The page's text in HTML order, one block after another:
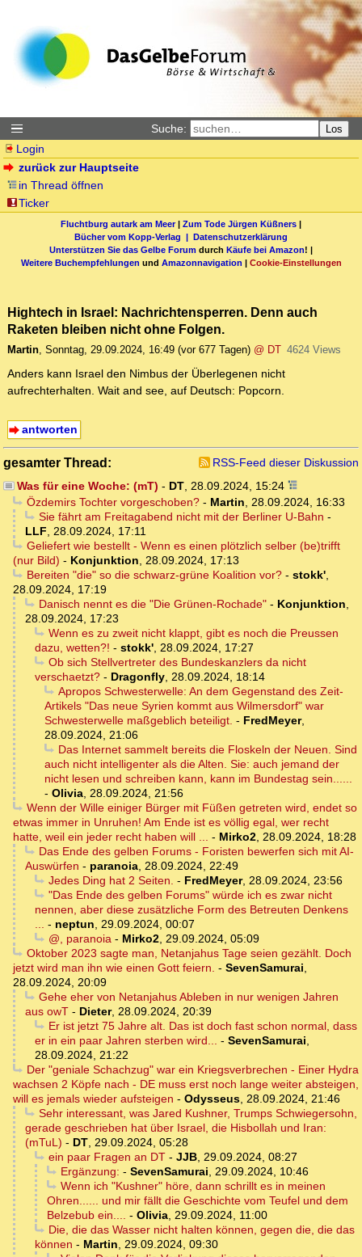
Suche: Los
Login
zurück zur Hauptseite
in Thread öffnen
Ticker
Fluchtburg autark am Meer| Zum Tode Jürgen Küßners |
Bücher vom Kopp-Verlag | Datenschutzerklärung
Unterstützen Sie das Gelbe Forum durch Käufe bei Amazon! |
Weitere Buchempfehlungen und Amazonnavigation | Cookie-Einstellungen
Hightech in Israel: Nachrichtensperren. Denn auch
Raketen bleiben nicht ohne Folgen.
Martin, Sonntag, 29.09.2024, 16:49 (vor 677 Tagen) @ DT 4624 Views
Anders kann Israel den Nimbus der Überlegenen nicht
aufrechterhalten. Wait and see, auf Deutsch: Popcorn.
antworten
gesamter Thread:
RSS-Feed dieser Diskussion
Was für eine Woche: (mT) - DT, 28.09.2024, 15:24
Özdemirs Tochter vorgeschoben?- Martin, 28.09.2024, 16:33
Sie fährt am Freitagabend nicht mit der Berliner U-Bahn -
LLF, 28.09.2024, 17:11
Geliefert wie bestellt - Wenn es einen plötzlich selber (be)trifft
(nur Bild) - Konjunktion, 28.09.2024, 17:13
Bereiten "die" so die schwarz-grüne Koalition vor?- stokk',
28.09.2024, 17:19
Danisch nennt es die "Die Grünen-Rochade"- Konjunktion,
28.09.2024, 17:23
Wenn es zu zweit nicht klappt, gibt es noch die Preussen
dazu, wetten?! - stokk', 28.09.2024, 17:27
Ob sich Stellvertreter des Bundeskanzlers da nicht
verschaetzt? - Dragonfly, 28.09.2024, 18:14
Apropos Schwesterwelle: An dem Gegenstand des Zeit-
Artikels "Das neue Syrien kommt aus Wilmersdorf" war
Schwesterwelle maßgeblich beteiligt. - FredMeyer,
28.09.2024, 21:06
Das Internet sammelt bereits die Floskeln der Neuen. Sind
auch nicht intelligenter als die Alten. Sie: auch jemand der
nicht lesen und schreiben kann, kann im Bundestag sein......
- Olivia, 28.09.2024, 21:56
Wenn der Wille einiger Bürger mit Füßen getreten wird, endet so
etwas immer in Unruhen! Am Ende ist es völlig egal, wer recht
hatte, weil ein jeder recht haben will ... - Mirko2, 28.09.2024, 18:28
Das Ende des gelben Forums - Foristen bewerfen sich mit AI-
Auswürfen - paranoia, 28.09.2024, 22:49
Jedes Ding hat 2 Seiten. - FredMeyer, 28.09.2024, 23:56
"Das Ende des gelben Forums" würde ich es zwar nicht
nennen, aber diese zusätzliche Form des Betreuten Denkens
... - neptun, 29.09.2024, 00:07
@, paranoia- Mirko2, 29.09.2024, 05:09
Oktober 2023 sagte man, Netanjahus Tage seien gezählt. Doch
jetzt wird man ihn wie einen Gott feiern. - SevenSamurai,
28.09.2024, 20:09
Gehe eher von Netanjahus Ableben in nur wenigen Jahren
aus owT - Dieter, 28.09.2024, 20:39
Er ist jetzt 75 Jahre alt. Das ist doch fast schon normal, dass
er in ein paar Jahren sterben wird... - SevenSamurai,
28.09.2024, 21:22
Der "geniale Schachzug" war ein Kriegsverbrechen - Einer Hydra
wachsen 2 Köpfe nach - DE muss erst noch lange weiter absteigen,
will es jemals wieder aufsteigen - Odysseus, 28.09.2024, 21:46
Sehr interessant, was Jared Kushner, Trumps Schwiegersohn,
gerade geschrieben hat über Israel, die Hisbollah und Iran:
(mTuL) - DT, 29.09.2024, 05:28
ein paar Fragen an DT- JJB, 29.09.2024, 08:27
Ergänzung: - SevenSamurai, 29.09.2024, 10:46
Wenn ich "Kushner" höre, dann schrillt es in meinen
Ohren...... und mir fällt die Geschichte vom Teufel und dem
Belzebub ein.... - Olivia, 29.09.2024, 11:00
Die, die das Wasser nicht halten können, gegen die, die das
können - Martin, 29.09.2024, 09:30